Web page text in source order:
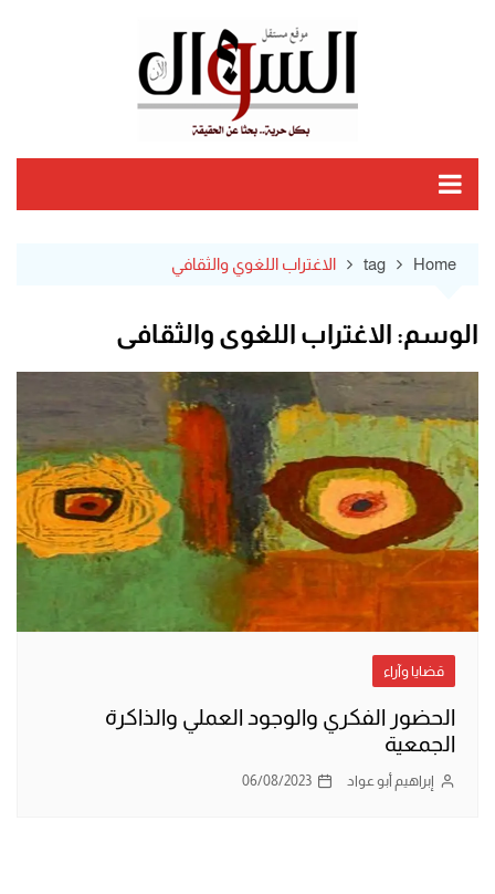
Home
tag الاغتراب اللغوي والثقافي
الوسم: الاغتراب اللغوي والثقافي
قضايا وآراء
الحضور الفكري والوجود العملي والذاكرة
الجمعية
إبراهيم أبو عواد 06/08/2023